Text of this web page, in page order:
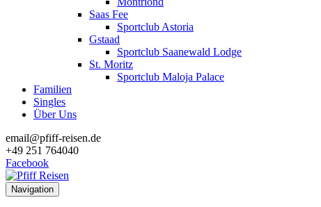
Saas Fee
Sportclub Astoria
Gstaad
Sportclub Saanewald Lodge
St. Moritz
Sportclub Maloja Palace
Familien
Singles
Über Uns
email@pfiff-reisen.de
+49 251 764040
Facebook
Navigation